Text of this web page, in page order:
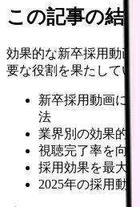
この記事の結論
効果的な新卒採用動画
要な役割を果たしてい
新卒採用動画に
法
業界別の効果的
視聴完了率を向
採用効果を最大
2025年の採用動